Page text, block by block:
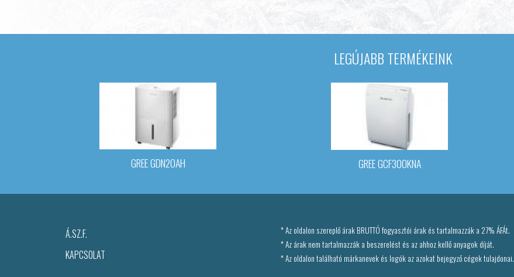
LEGÚJABB TERMÉKEINK
GREE GDN20AH GREE GCF300KNA
Á.SZ.F.
KAPCSOLAT
* Az oldalon szereplő árak BRUTTÓ fogyasztói árak és tartalmazzák a 27% ÁFÁt.
* Az árak nem tartalmazzák a beszerelést és az ahhoz kellő anyagok díját.
* Az oldalon található márkanevek és logók az azokat bejegyző cégek tulajdonai.